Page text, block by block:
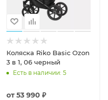
Коляска Riko Basic Ozon
3 в 1, 06 черный
Есть в наличии: 5
от53 990 ₽